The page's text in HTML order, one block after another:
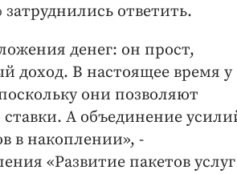
ответить.
денег: он прост,
доход. В настоящее время у
они позволяют
А объединение
в накоплении», -
«Развитие пакетов